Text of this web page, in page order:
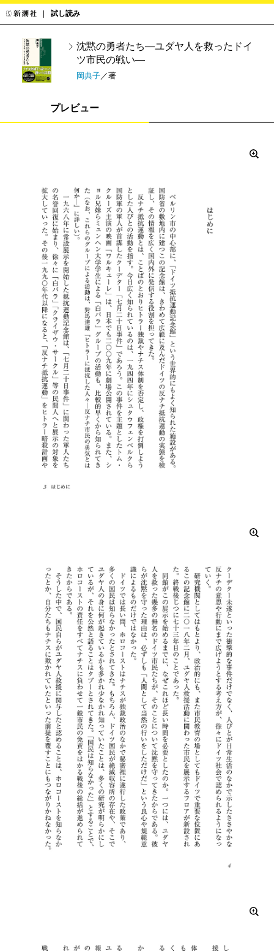
試し読み
沈黙の勇者たち―ユダヤ人を救ったドイ
ツ市民の戦い―
岡典子 ／著
プレビュー